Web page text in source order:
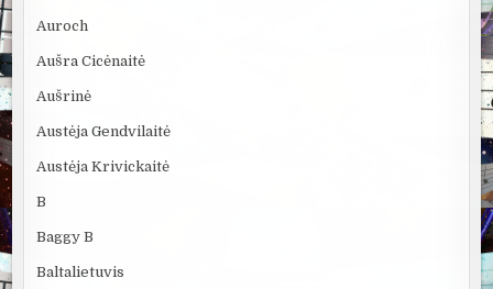
Auroch
Aušra Cicėnaitė
Aušrinė
Austėja Gendvilaitė
Austėja Krivickaitė
B
Baggy B
Baltalietuvis